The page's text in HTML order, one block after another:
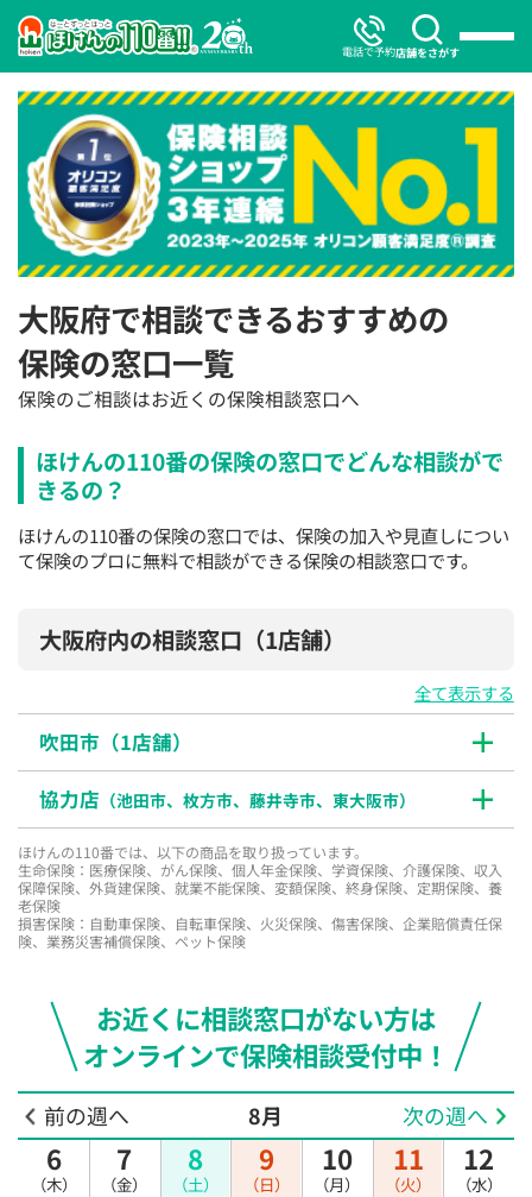
電話で予約店舗をさがす
大阪府で相談できるおすすめの
保険の窓口一覧
保険のご相談はお近くの保険相談窓口へ
大阪府内の相談窓口 （1店舗）
ほけんの110番では、以下の商品を取り扱っています。
生命保険：医療保険、がん保険、個人年金保険、学資保険、介護保険、収入
保障保険、外貨建保険、就業不能保険、変額保険、終身保険、定期保険、養
老保険
損害保険：自動車保険、自転車保険、火災保険、傷害保険、企業賠償責任保
険、業務災害補償保険、ペット保険
ほけんの110番の保険の窓口でどんな相談がで
きるの？
ほけんの110番の保険の窓口では、保険の加入や見直しについ
て保険のプロに無料で相談ができる保険の相談窓口です。
全て表示する
吹田市（1店舗）
協力店 （池田市、枚方市、藤井寺市、東大阪市）
お近くに相談窓口がない方は
オンラインで保険相談受付中！
前の週へ 8月 次の週へ
6
（木）
7
（金）
8
（土）
9
（日）
10
（月）
11
（火）
12
（水）